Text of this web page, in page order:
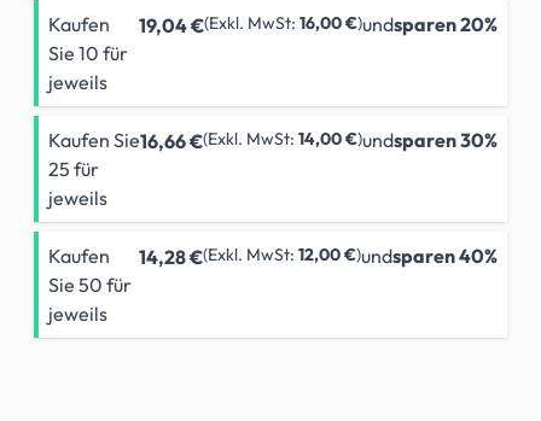
Kaufen
Sie 10 für
jeweils
19,04 € 16,00 € undsparen20%
Kaufen Sie
25 für
jeweils
16,66 € 14,00 € undsparen30%
Kaufen
Sie 50 für
jeweils
14,28 € 12,00 € undsparen40%